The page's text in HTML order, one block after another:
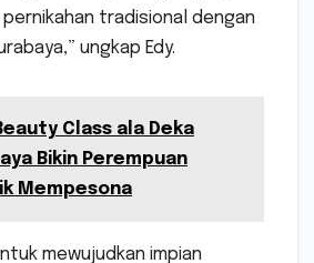
tradisional dengan
ungkap Edy.
Class ala Deka
Bikin Perempuan
Mempesona
mewujudkan impian